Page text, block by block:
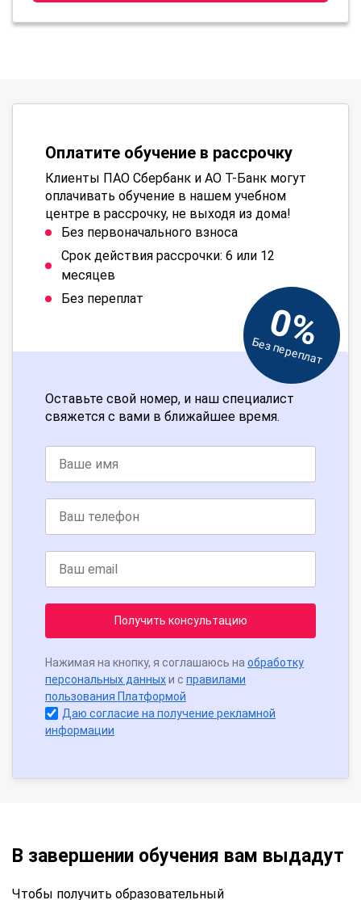
Оплатите обучение в рассрочку
Клиенты ПАО Сбербанк и АО Т-Банк могут
оплачивать обучение в нашем учебном
центре в рассрочку, не выходя из дома!
Без первоначального взноса
Срок действия рассрочки: 6 или 12
месяцев
Без переплат
0%
Без переплат
Оставьте свой номер, и наш специалист
свяжется с вами в ближайшее время.
Получить консультацию
Нажимая на кнопку, я соглашаюсь на обработку
персональных данныхи с правилами
пользования Платформой
Даю согласие на получение рекламной
информации
В завершении обучения вам выдадут
Чтобы получить образовательный